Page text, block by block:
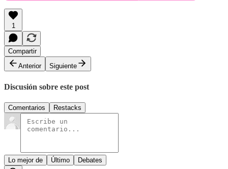
1
Compartir
Anterior
Siguiente
Discusión sobre este post
Comentarios Restacks
Lo mejor de Último Debates